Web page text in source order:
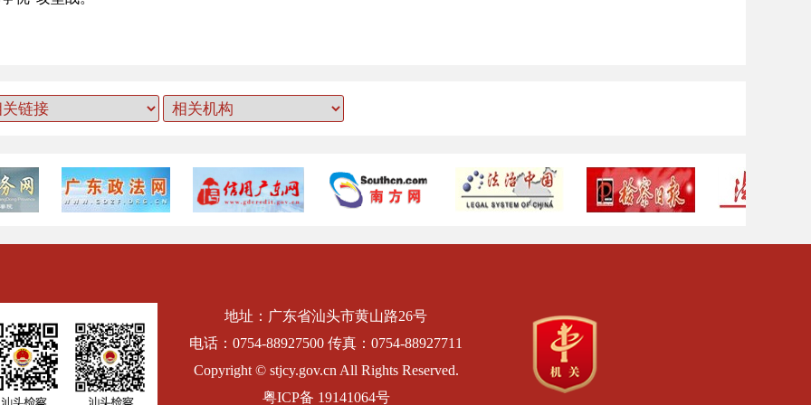
地址：广东省汕头市黄山路26号
电话：0754-88927500 传真：0754-88927711
Copyright © stjcy.gov.cn All Rights Reserved.
粤ICP备 19141064号